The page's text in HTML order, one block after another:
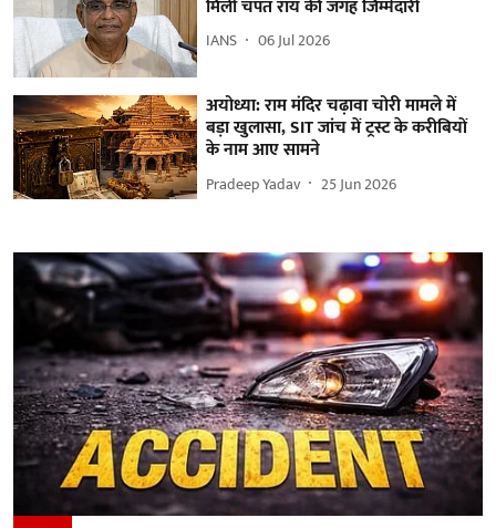
मिली चंपत राय की जगह जिम्मेदारी
IANS 06 Jul 2026
अयोध्या: राम मंदिर चढ़ावा चोरी मामले में
बड़ा खुलासा, SIT जांच में ट्रस्ट के करीबियों
के नाम आए सामने
Pradeep Yadav 25 Jun 2026